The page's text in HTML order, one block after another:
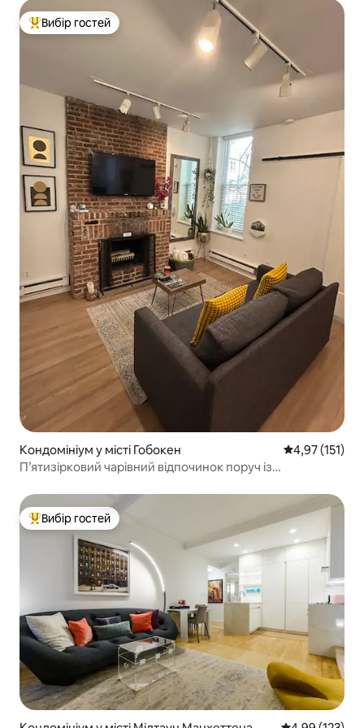
Топ вибір гостей
Вибір гостей
Кондомініум у місті Гобокен Середня
4,97 (151)
П’ятизірковий чарівний відпочинок поруч із
Топ вибір гостей
Вибір гостей